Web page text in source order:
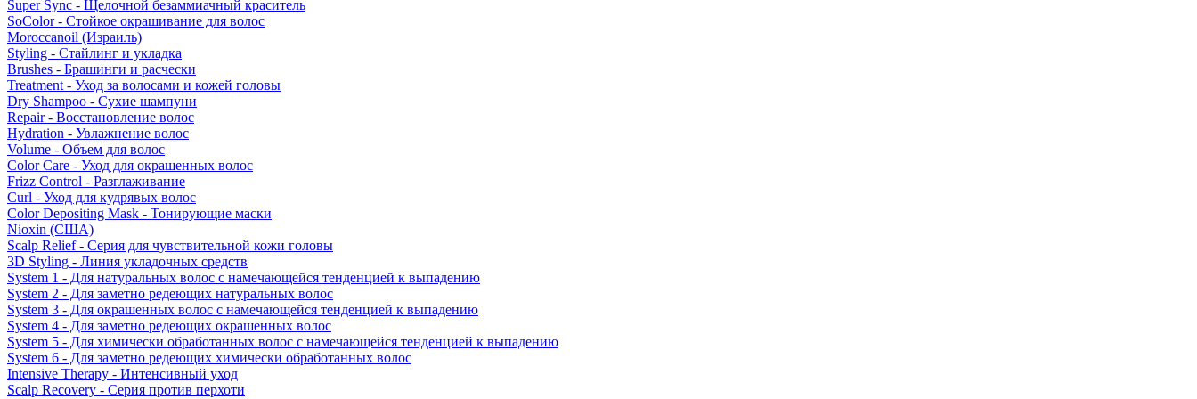
Super Sync - Щелочной безаммиачный краситель
SoColor - Стойкое окрашивание для волос
Moroccanoil (Израиль)
Styling - Стайлинг и укладка
Brushes - Брашинги и расчески
Treatment - Уход за волосами и кожей головы
Dry Shampoo - Сухие шампуни
Repair - Восстановление волос
Hydration - Увлажнение волос
Volume - Объем для волос
Color Care - Уход для окрашенных волос
Frizz Control - Разглаживание
Curl - Уход для кудрявых волос
Color Depositing Mask - Тонирующие маски
Nioxin (США)
Scalp Relief - Серия для чувствительной кожи головы
3D Styling - Линия укладочных средств
System 1 - Для натуральных волос с намечающейся тенденцией к выпадению
System 2 - Для заметно редеющих натуральных волос
System 3 - Для окрашенных волос с намечающейся тенденцией к выпадению
System 4 - Для заметно редеющих окрашенных волос
System 5 - Для химически обработанных волос с намечающейся тенденцией к выпадению
System 6 - Для заметно редеющих химически обработанных волос
Intensive Therapy - Интенсивный уход
Scalp Recovery - Серия против перхоти